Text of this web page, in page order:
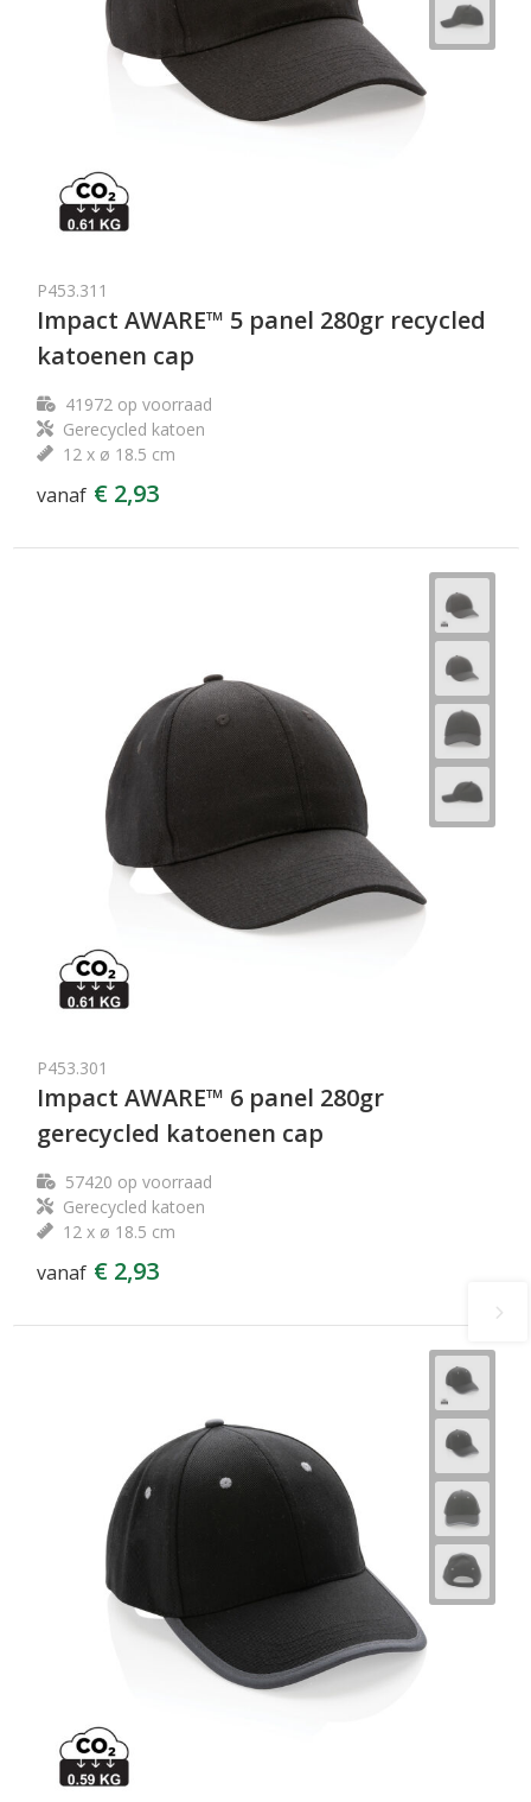
P453.311
Impact AWARE™ 5 panel 280gr recycled
katoenen cap
41972op voorraad
Gerecycled katoen
12 x ø 18.5 cm
vanaf € 2,93
P453.301
Impact AWARE™ 6 panel 280gr
gerecycled katoenen cap
57420 op voorraad
Gerecycled katoen
12 x ø 18.5 cm
vanaf € 2,93